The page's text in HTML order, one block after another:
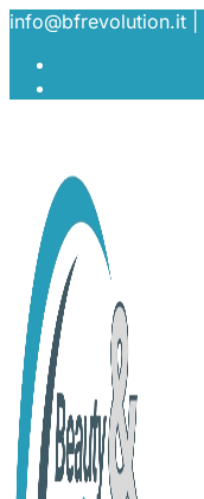
Salta
contenuto
info@bfrevolution.it |